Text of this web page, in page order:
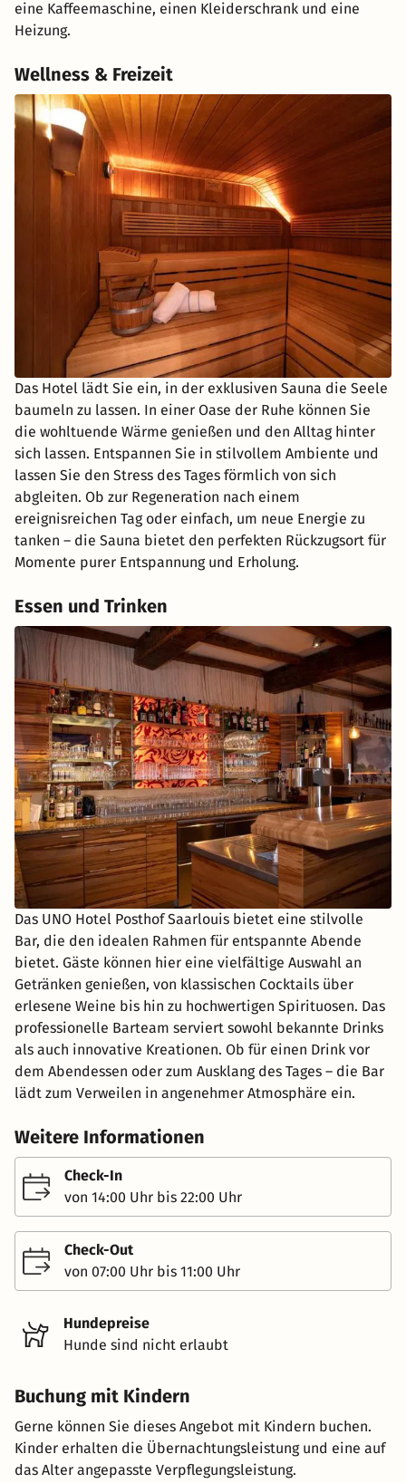
eine Kaffeemaschine, einen Kleiderschrank und eine
Heizung.
Wellness & Freizeit
Das Hotel lädt Sie ein, in der exklusiven Sauna die Seele
baumeln zu lassen. In einer Oase der Ruhe können Sie
die wohltuende Wärme genießen und den Alltag hinter
sich lassen. Entspannen Sie in stilvollem Ambiente und
lassen Sie den Stress des Tages förmlich von sich
abgleiten. Ob zur Regeneration nach einem
ereignisreichen Tag oder einfach, um neue Energie zu
tanken – die Sauna bietet den perfekten Rückzugsort für
Momente purer Entspannung und Erholung.
Essen und Trinken
Das UNO Hotel Posthof Saarlouis bietet eine stilvolle
Bar, die den idealen Rahmen für entspannte Abende
bietet. Gäste können hier eine vielfältige Auswahl an
Getränken genießen, von klassischen Cocktails über
erlesene Weine bis hin zu hochwertigen Spirituosen. Das
professionelle Barteam serviert sowohl bekannte Drinks
als auch innovative Kreationen. Ob für einen Drink vor
dem Abendessen oder zum Ausklang des Tages – die Bar
lädt zum Verweilen in angenehmer Atmosphäre ein.
Weitere Informationen
Check-In
von 14:00 Uhr bis 22:00 Uhr
Check-Out
von 07:00 Uhr bis 11:00 Uhr
Hundepreise
Hunde sind nicht erlaubt
Buchung mit Kindern
Gerne können Sie dieses Angebot mit Kindern buchen.
Kinder erhalten die Übernachtungsleistung und eine auf
das Alter angepasste Verpflegungsleistung.